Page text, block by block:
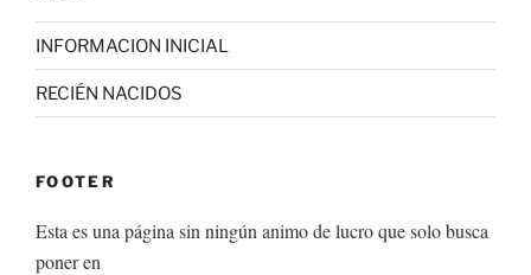
INFORMACION INICIAL
RECIÉN NACIDOS
FOOTER
Esta es una página sin ningún animo de lucro que solo busca
poner en